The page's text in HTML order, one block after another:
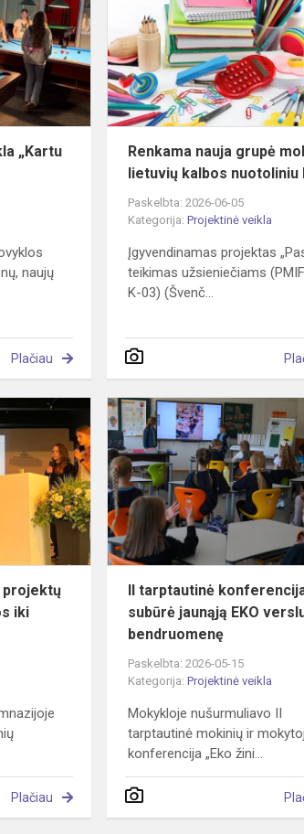
stovykla
„Kartu
po
saule"
„Kartu
naujų
Plačiau
Renkama nauja grupė
lietuvių kalbos nuotoliniu
Paskelbta: 2026-06-05
Kategorija:Projektinė veikla
Įgyvendinamas projektas
teikimas užsieniečiams
K-03) (Švenč...
Septintokų
verslumo
projektų
konkursas
„Nuo
idėjos
iki
prot...
projektų
iki
Plačiau
II tarptautinė
subūrė jaunąją EKO
bendruomenę
Paskelbta: 2026-05-15
Kategorija:Projektinė veikla
Mokykloje nušurmuliavo II
tarptautinė mokinių ir
konferencija „Eko žini...